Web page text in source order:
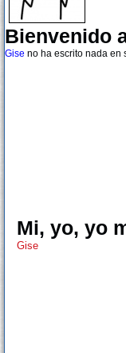
Bienvenido
Gise no ha escrito nada en
Mi, yo, yo
Gise